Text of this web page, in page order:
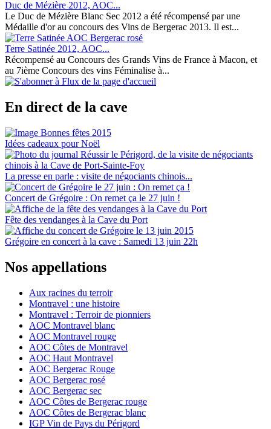
Duc de Mézière 2012, AOC...
Le Duc de Mézière Blanc Sec 2012 a été récompensé par une
Médaille d'or au concours des Vins de Bergerac 2013. Il est...
Terre Satinée 2012, AOC...
Récompensé au Concours des Grands Vins de France à Macon, et
au 7ième Concours des vins Féminalise à...
En direct de la cave
Idées cadeaux pour Noël
La presse en parle : visite de négociants chinois...
Concert de Grégoire : On remet ça le 27 juin !
Fête des vendanges à la Cave du Port
Grégoire en concert à la cave : Samedi 13 juin 22h
Nos appellations
Aux racines du terroir
Montravel : une histoire
Montravel : Terroir de pionniers
AOC Montravel blanc
AOC Montravel rouge
AOC Côtes de Montravel
AOC Haut Montravel
AOC Bergerac Rouge
AOC Bergerac rosé
AOC Bergerac sec
AOC Côtes de Bergerac rouge
AOC Côtes de Bergerac blanc
IGP Vin de Pays du Périgord